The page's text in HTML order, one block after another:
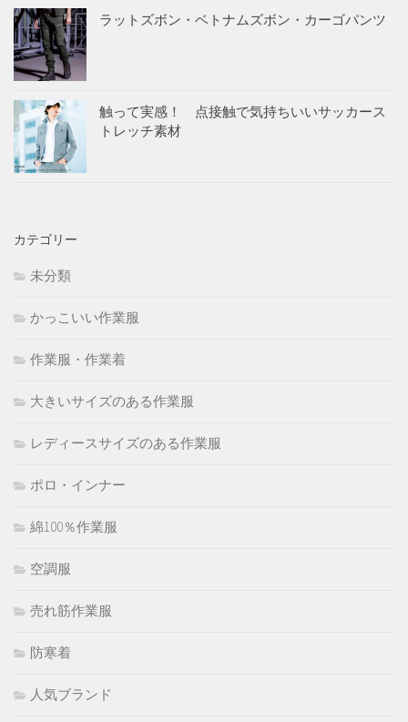
ラットズボン・ベトナムズボン・カーゴパンツ
触って実感！ 点接触で気持ちいいサッカース
トレッチ素材
カテゴリー
未分類
かっこいい作業服
作業服・作業着
大きいサイズのある作業服
レディースサイズのある作業服
ポロ・インナー
綿100％作業服
空調服
売れ筋作業服
防寒着
人気ブランド